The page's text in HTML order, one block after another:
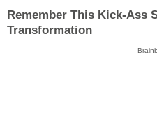
Remember This Kick-Ass
Transformation